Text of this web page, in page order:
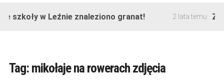
szkoły w Leźnie znaleziono granat! 2 lata temu
Tag: mikołaje na rowerach zdjęcia